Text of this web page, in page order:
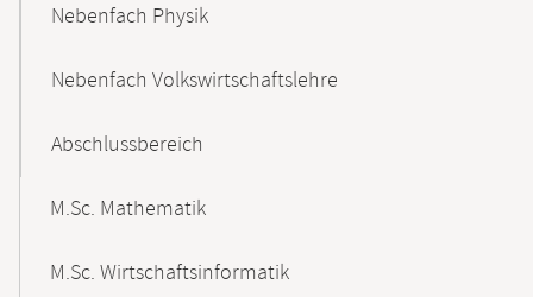
Nebenfach Physik
Nebenfach Volkswirtschaftslehre
Abschlussbereich
M.Sc. Mathematik
M.Sc. Wirtschaftsinformatik